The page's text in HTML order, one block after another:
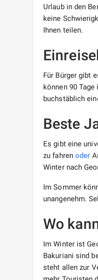
Urlaub in den
keine
Ihnen teilen.
Für Bürger gibt
können 90
buchstäblich
Beste
Es gibt eine
zu fahren oder
Winter nach
Im Sommer
unangenehm.
Wo
Im Winter ist
Bakuriani sind
steht allen zur